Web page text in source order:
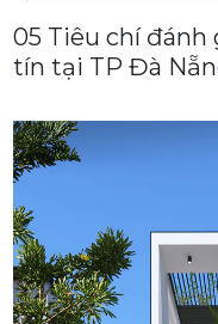
05 Tiêu chí đánh
tín tại TP Đà